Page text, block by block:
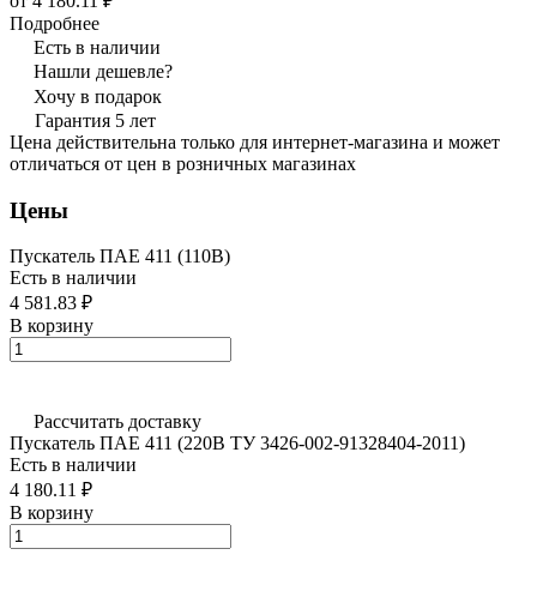
Подробнее
Есть в наличии
Нашли дешевле?
Хочу в подарок
Гарантия 5 лет
Цена действительна только для интернет-магазина и может
отличаться от цен в розничных магазинах
Цены
Пускатель ПАЕ 411 (110В)
Есть в наличии
4 581.83 ₽
В корзину
Рассчитать доставку
Пускатель ПАЕ 411 (220В ТУ 3426-002-91328404-2011)
Есть в наличии
4 180.11 ₽
В корзину